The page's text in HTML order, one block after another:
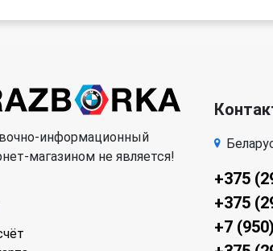
информационный
магазином не является!
+375
+375
+7